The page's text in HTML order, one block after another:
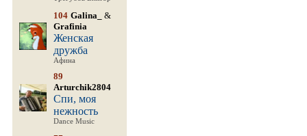
104 Galina_
&
Grafinia
Женская
дружба
Афина
89
Arturchik2804
Спи, моя
нежность
Dance Music